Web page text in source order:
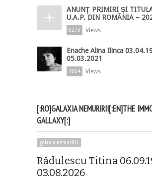
ANUNȚ PRIMIRI ȘI
U.A.P. DIN ROMÂNIA –
8273 Views
Enache Alina Ilinca
05.03.2021
7864 Views
[:RO]GALAXIA NEMURIRII[:EN]THE
GALLAXY[:]
galaxia nemuririi
Rădulescu Titina
03.08.2026